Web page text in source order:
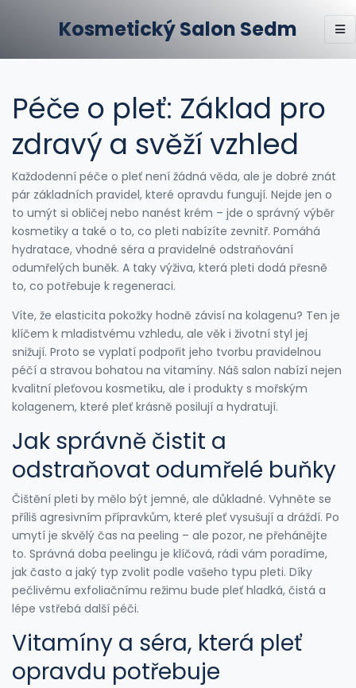
Kosmetický Salon Sedm
Péče o pleť: Základ pro
zdravý a svěží vzhled
Každodenní péče o pleť není žádná věda, ale je dobré znát
pár základních pravidel, které opravdu fungují. Nejde jen o
to umýt si obličej nebo nanést krém – jde o správný výběr
kosmetiky a také o to, co pleti nabízíte zevnitř. Pomáhá
hydratace, vhodné séra a pravidelné odstraňování
odumřelých buněk. A taky výživa, která pleti dodá přesně
to, co potřebuje k regeneraci.
Víte, že elasticita pokožky hodně závisí na kolagenu? Ten je
klíčem k mladistvému vzhledu, ale věk i životní styl jej
snižují. Proto se vyplatí podpořit jeho tvorbu pravidelnou
péčí a stravou bohatou na vitamíny. Náš salon nabízí nejen
kvalitní pleťovou kosmetiku, ale i produkty s mořským
kolagenem, které pleť krásně posilují a hydratují.
Jak správně čistit a
odstraňovat odumřelé buňky
Čištění pleti by mělo být jemné, ale důkladné. Vyhněte se
příliš agresivním přípravkům, které pleť vysušují a dráždí. Po
umytí je skvělý čas na peeling – ale pozor, ne přehánějte
to. Správná doba peelingu je klíčová, rádi vám poradíme,
jak často a jaký typ zvolit podle vašeho typu pleti. Díky
pečlivému exfoliačnímu režimu bude pleť hladká, čistá a
lépe vstřebá další péči.
Vitamíny a séra, která pleť
opravdu potřebuje